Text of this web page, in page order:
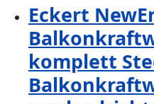
Eckert
komplett